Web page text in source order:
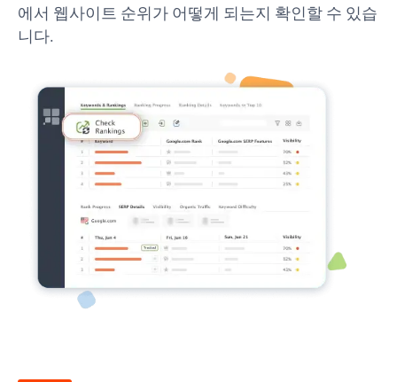
에서 웹사이트 순위가 어떻게 되는지 확인할 수 있습
니다.